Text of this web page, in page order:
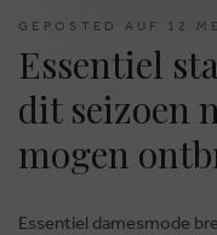
GEPOSTED AUF 12
Essentiel
dit seizoen
mogen
Essentiel damesmode